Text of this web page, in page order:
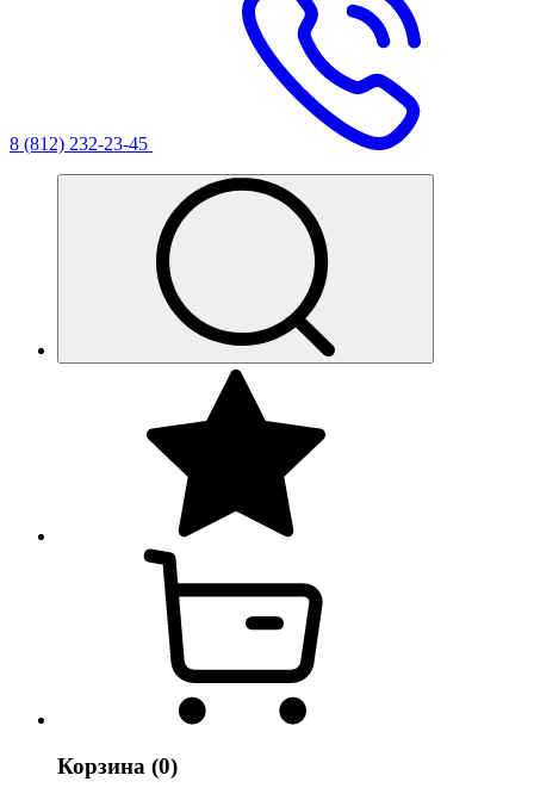
8 (812) 232-23-45
Корзина (0)